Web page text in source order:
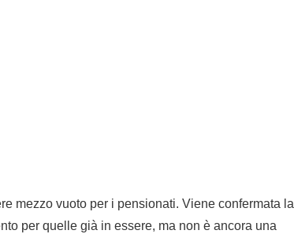
mezzo vuoto per i pensionati. Viene confermata la
per quelle già in essere, ma non è ancora una